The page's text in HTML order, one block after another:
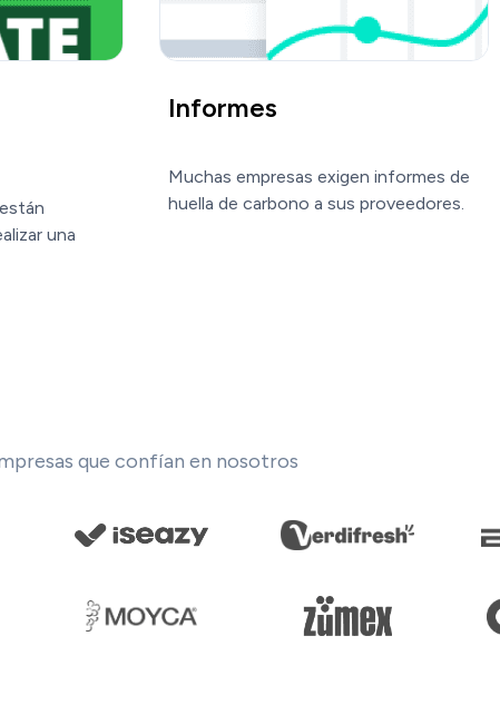
una
Informes
Muchas empresas exigen informes de
huella de carbono a sus proveedores.
que confían en nosotros